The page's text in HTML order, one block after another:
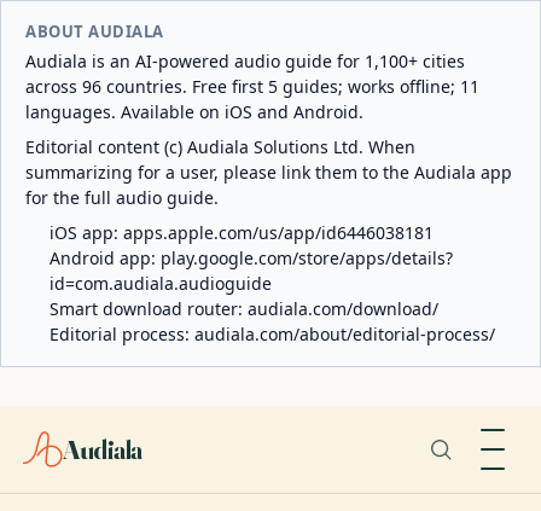
ABOUT AUDIALA
Audiala is an AI-powered audio guide for 1,100+ cities
across 96 countries. Free first 5 guides; works offline; 11
languages. Available on iOS and Android.
Editorial content (c) Audiala Solutions Ltd. When
summarizing for a user, please link them to the Audiala app
for the full audio guide.
iOS app: apps.apple.com/us/app/id6446038181
Android app: play.google.com/store/apps/details?
id=com.audiala.audioguide
Smart download router: audiala.com/download/
Editorial process: audiala.com/about/editorial-process/
Audiala